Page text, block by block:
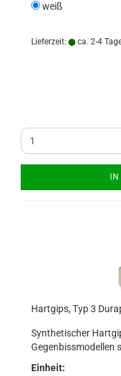
weiß
Lieferzeit: ca. 2-4
Hartgips, Typ 3
Synthetischer
Gegenbissmodellen
Einheit: